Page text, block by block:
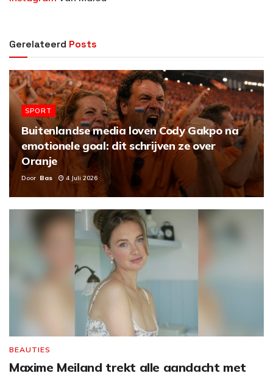
Gerelateerd Posts
SPORT
Buitenlandse media loven Cody Gakpo na
emotionele goal: dit schrijven ze over
Oranje
Door Bas 4 Juli 2026
BEAUTIES
Maxime Meiland trekt alle aandacht met